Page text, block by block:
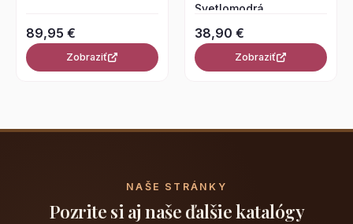
89,95 €
Zobraziť
Svetlomodrá
38,90 €
Zobraziť
NAŠE STRÁNKY
Pozrite si aj naše ďalšie katalógy